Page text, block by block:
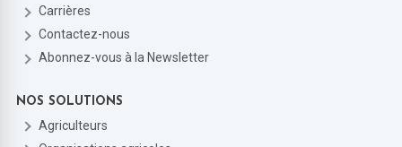
Carrières
Contactez-nous
Abonnez-vous à la Newsletter
NOS SOLUTIONS
Agriculteurs